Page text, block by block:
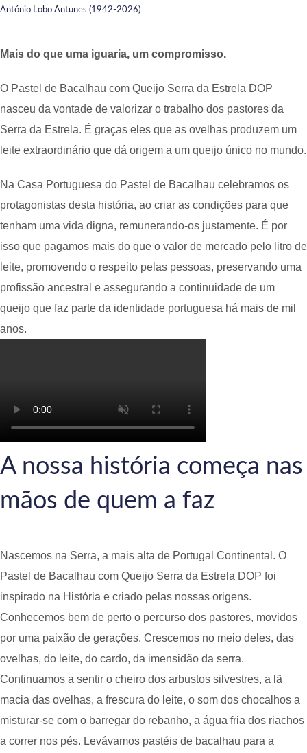
António Lobo Antunes (1942-2026)
Mais do que uma iguaria, um compromisso.
O Pastel de Bacalhau com Queijo Serra da Estrela DOP
nasceu da vontade de valorizar o trabalho dos pastores da
Serra da Estrela. É graças eles que as ovelhas produzem um
leite extraordinário que dá origem a um queijo único no mundo.
Na Casa Portuguesa do Pastel de Bacalhau celebramos os
protagonistas desta história, ao criar as condições para que
tenham uma vida digna, remunerando-os justamente. É por
isso que pagamos mais do que o valor de mercado pelo litro de
leite, promovendo o respeito pelas pessoas, preservando uma
profissão ancestral e assegurando a continuidade de um
queijo que faz parte da identidade portuguesa há mais de mil
anos.
A nossa história começa nas
mãos de quem a faz
Nascemos na Serra, a mais alta de Portugal Continental. O
Pastel de Bacalhau com Queijo Serra da Estrela DOP foi
inspirado na História e criado pelas nossas origens.
Conhecemos bem de perto o percurso dos pastores, movidos
por uma paixão de gerações. Crescemos no meio deles, das
ovelhas, do leite, do cardo, da imensidão da serra.
Continuamos a sentir o cheiro dos arbustos silvestres, a lã
macia das ovelhas, a frescura do leite, o som dos chocalhos a
misturar-se com o barregar do rebanho, a água fria dos riachos
a correr nos pés. Levávamos pastéis de bacalhau para a